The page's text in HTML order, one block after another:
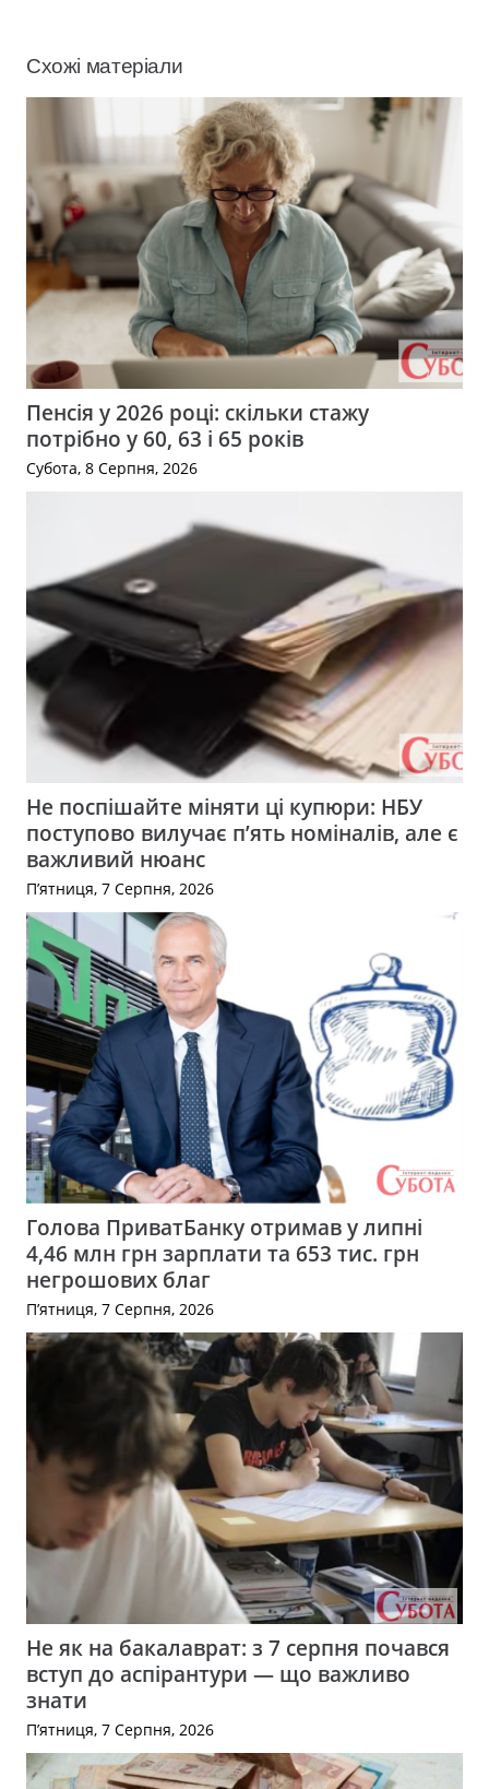
Схожі матеріали
Пенсія у 2026 році: скільки стажу
потрібно у 60, 63 і 65 років
Субота, 8 Серпня, 2026
Не поспішайте міняти ці купюри: НБУ
поступово вилучає п’ять номіналів, але є
важливий нюанс
П’ятниця, 7 Серпня, 2026
Голова ПриватБанку отримав у липні
4,46 млн грн зарплати та 653 тис. грн
негрошових благ
П’ятниця, 7 Серпня, 2026
Не як на бакалаврат: з 7 серпня почався
вступ до аспірантури — що важливо
знати
П’ятниця, 7 Серпня, 2026